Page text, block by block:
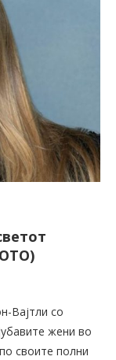
Вајтли со
жени во
своите полни